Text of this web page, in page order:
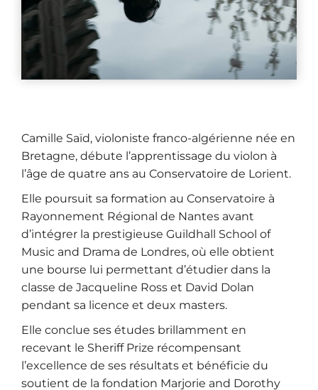
Camille Saïd, violoniste franco-algérienne née en
Bretagne, débute l’apprentissage du violon à
l’âge de quatre ans au Conservatoire de Lorient.
Elle poursuit sa formation au Conservatoire à
Rayonnement Régional de Nantes avant
d’intégrer la prestigieuse Guildhall School of
Music and Drama de Londres, où elle obtient
une bourse lui permettant d’étudier dans la
classe de Jacqueline Ross et David Dolan
pendant sa licence et deux masters.
Elle conclue ses études brillamment en
recevant le Sheriff Prize récompensant
l’excellence de ses résultats et bénéficie du
soutient de la fondation Marjorie and Dorothy